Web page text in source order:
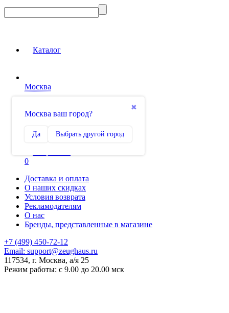
Каталог
Москва
✖
Москва ваш город?
Да Выбрать другой город
Сравнение
0
Доставка и оплата
О наших скидках
Условия возврата
Рекламодателям
О нас
Бренды, представленные в магазине
+7 (499) 450-72-12
Email: support@zeughaus.ru
117534, г. Москва, а/я 25
Режим работы: с 9.00 до 20.00 мск